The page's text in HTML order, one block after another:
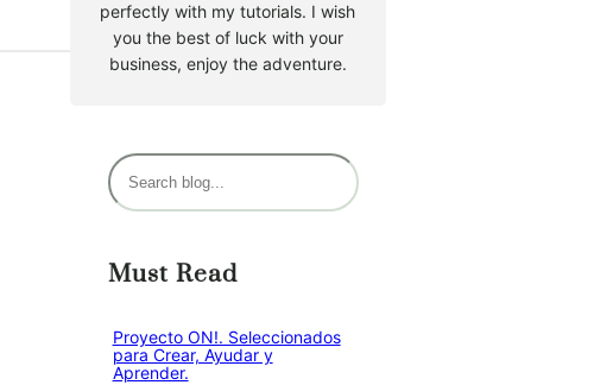
perfectly with my tutorials. I wish
you the best of luck with your
business, enjoy the adventure.
B
u
c
r
Must Read
Proyecto ON!. Seleccionados
para Crear, Ayudar y
Aprender.